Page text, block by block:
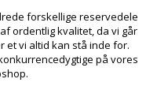
forskellige reservedele
ordentlig kvalitet, da vi går
et vi altid kan stå inde for.
på vores